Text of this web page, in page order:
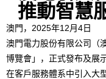
推動智慧
澳門，2025年12月4日
澳門電力股份有限公司（
博覽會」，正式發布及展
在客戶服務體系中引入大